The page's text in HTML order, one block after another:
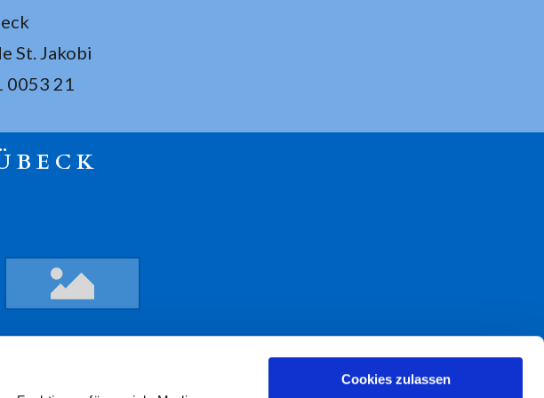
Cookies zulassen
St. Jakobi
0053 21